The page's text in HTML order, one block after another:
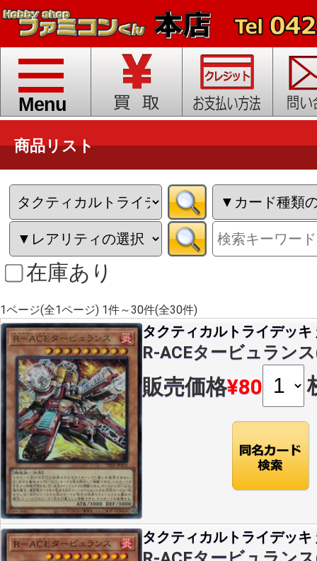
toggle
navigation
Menu
商品リスト
在庫あり
1ページ(全1ページ) 1件～30件(全30件)
タクティカルトライデッキ
R-ACEタービュラン
販売価格¥80
タクティカルトライデッキ